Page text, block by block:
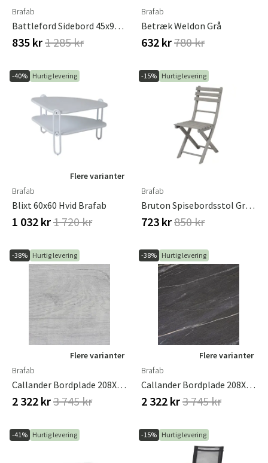
Brafab
Battleford Sidebord 45x90 Cm Grå Brafab
835 kr1 285 kr
Brafab
Betræk Weldon Grå
632 kr780 kr
-40% Hurtig levering
Flere varianter
Brafab
Blixt 60x60 Hvid Brafab
1 032 kr1 720 kr
-15% Hurtig levering
Brafab
Bruton Spisebordsstol Grå Brafab
723 kr850 kr
-38% Hurtig levering
Flere varianter
Brafab
Callander Bordplade 208X100 Cm Grå
2 322 kr3 745 kr
-38% Hurtig levering
Flere varianter
Brafab
Callander Bordplade 208X100 Cm Mørk Sten
2 322 kr3 745 kr
-41% Hurtig levering -15% Hurtig levering